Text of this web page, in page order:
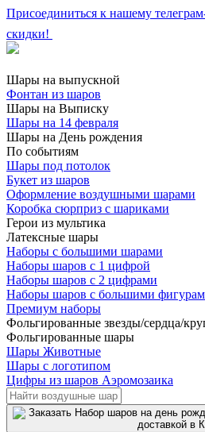
Присоединиться к нашему
скидки!
Шары на выпускной
Фонтан из шаров
Шары на Выписку
Шары на 14 февраля
Шары на День рождения
По событиям
Шары под потолок
Букет из шаров
Оформление воздушными шарами
Коробка сюрприз с шариками
Герои из мультика
Латексные шары
Наборы с большими шарами
Наборы шаров с 1 цифрой
Наборы шаров с 2 цифрами
Наборы шаров с большими
Премиум наборы
Фольгированные звезды/сердца/
Фольгированные шары
Шары Животные
Шары с логотипом
Цифры из шаров Аэромозаика